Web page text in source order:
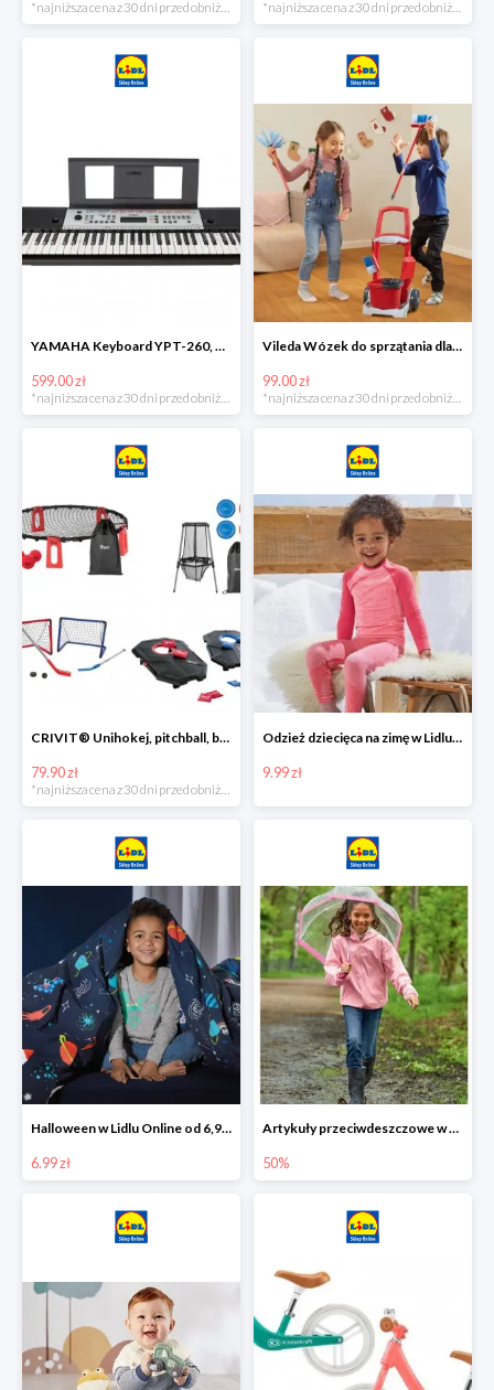
YAMAHA Keyboard YPT-260, 61 klawiszy
599.00 zł
*najniższa cena z 30 dni przed obniżką
Vileda Wózek do sprzątania dla dzieci
99.00 zł
*najniższa cena z 30 dni przed obniżką
CRIVIT® Unihokej, pitchball, bean bag lub disc golf
79.90 zł
Odzież dziecięca na zimę w Lidlu Online od 9,99 zł
9.99 zł
Halloween w Lidlu Online od 6,99 zł
6.99 zł
Artykuły przeciwdeszczowe w Lodilu Online do -50%
50%